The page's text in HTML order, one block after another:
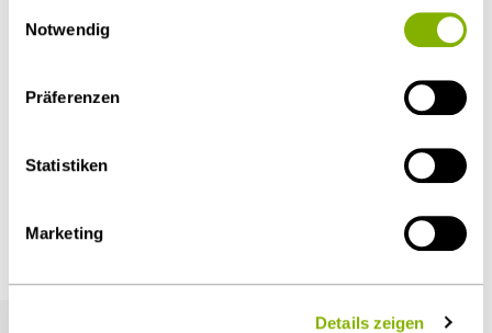
Regelungen das Risiko des staatlichen Zugriffs &
auszuschließen ist. Sie können Ihre Einwilligung jederzeit
über dieCookie-Einstellungen
widerrufen oder ändern.
Notwendig
Präferenzen
Statistiken
Marketing
Details zeigen
Diesen Artikel teilen